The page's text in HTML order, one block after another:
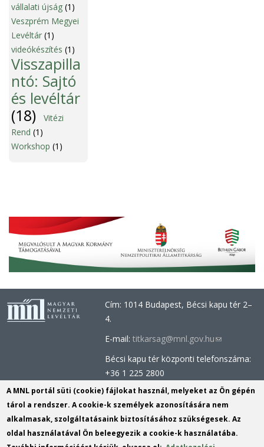
vállalati újság (1)
Veszprém Megyei
Levéltár (1)
videókészítés (1)
Visszapilla
ntó: Sajtó
és levéltár
(18)
Vitézi
Rend (1)
Workshop (1)
Cím: 1014 Budapest, Bécsi kapu tér 2–
4.
E-mail:titkarsag@mnl.gov.hu(link
mail)
Bécsi kapu tér központi telefonszáma:
+36 1 225 2800
Óbudai épület központi telefonszáma:
+36 1 437 0660
Információs Iroda (Kutatószolgálat):
info@mnl.gov.hu(link
A MNL portál süti (cookie) fájlokat használ, melyeket az Ön gépén
tárol a rendszer. A cookie-k személyek azonosítására nem
alkalmasak, szolgáltatásaink biztosításához szükségesek. Az
oldal használatával Ön beleegyezik a cookie-k használatába.